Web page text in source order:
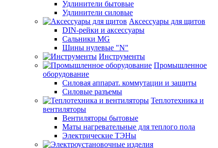
Удлинители бытовые
Удлинители силовые
Аксессуары для щитов
DIN-рейки и аксессуары
Сальники MG
Шины нулевые "N"
Инструменты
Промышленное
оборудование
Силовая аппарат. коммутации и защиты
Силовые разъемы
Теплотехника и
вентиляторы
Вентиляторы бытовые
Маты нагревательные для теплого пола
Электрические ТЭНы